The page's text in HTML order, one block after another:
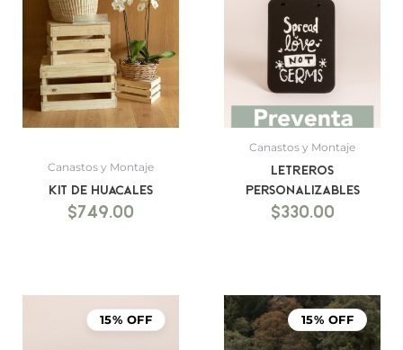
Canastos y Montaje
Kit de Huacales
$749.00
Canastos y Montaje
Letreros
personalizables
$330.00
15% OFF 15% OFF
Rango
de